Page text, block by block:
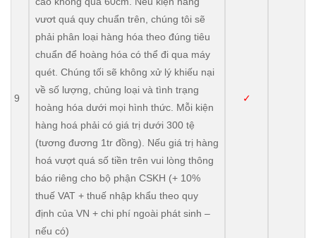
9
vươt quá quy chuẩn trên, chúng tôi sẽ
phải phân loại hàng hóa theo đúng tiêu
chuẩn để hoàng hóa có thể đi qua máy
quét. Chúng tối sẽ không xử lý khiếu nại
về số lượng, chủng loại và tình trạng
hoàng hóa dưới mọi hình thức. Mỗi kiện
hàng hoá phải có giá trị dưới 300 tệ
(tương đương 1tr đồng). Nếu giá trị hàng
hoá vượt quá số tiền trên vui lòng thông
báo riêng cho bộ phận CSKH (+ 10%
thuế VAT + thuế nhập khẩu theo quy
định của VN + chi phí ngoài phát sinh –
nếu có)
✓